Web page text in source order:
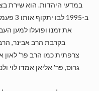
במדעי היהדות. הוא שירת
ב-
את זמנו ופועלו למען
בקרבת הרב אבינר,
צרפתית כמו הרב פר' לאון
גרוס, פר' אליאן אמדו לוי